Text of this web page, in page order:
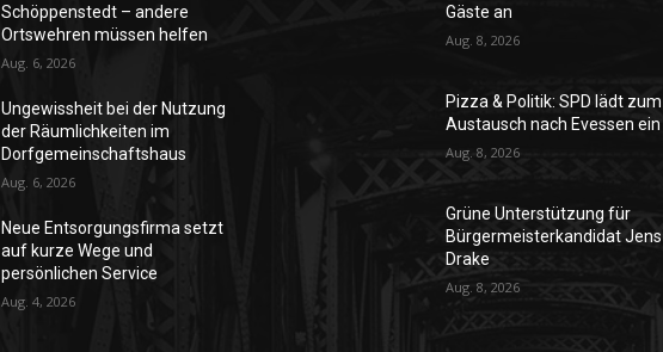
Schöppenstedt – andere
Ortswehren müssen helfen
Aug. 6, 2026
Ungewissheit bei der Nutzung
der Räumlichkeiten im
Dorfgemeinschaftshaus
Aug. 6, 2026
Neue Entsorgungsfirma setzt
auf kurze Wege und
persönlichen Service
Aug. 4, 2026
Gäste an
Aug. 8, 2026
Pizza & Politik: SPD lädt zum
Austausch nach Evessen ein
Aug. 8, 2026
Grüne Unterstützung für
Bürgermeisterkandidat Jens
Drake
Aug. 8, 2026